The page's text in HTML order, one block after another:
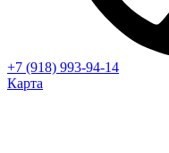
+7 (918) 993-94-14
Карта